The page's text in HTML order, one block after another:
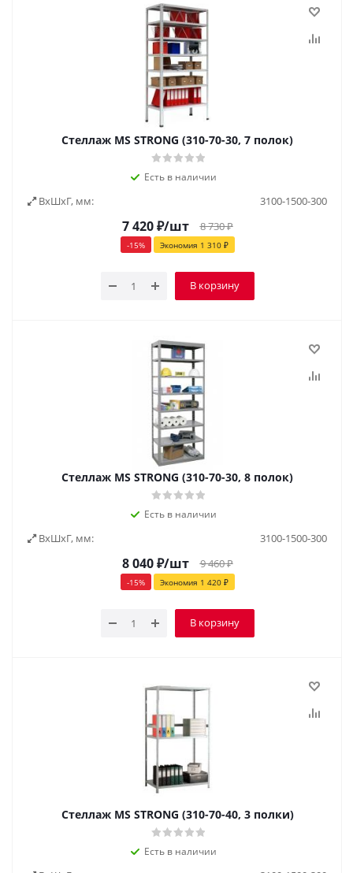
Стеллаж MS STRONG (310-70-30, 7 полок)
Есть в наличии
ВxШxГ, мм: 3100-1500-300
7 420₽/шт 8 730₽
-15% Экономия 1 310₽
В корзину
Стеллаж MS STRONG (310-70-30, 8 полок)
Есть в наличии
ВxШxГ, мм: 3100-1500-300
8 040₽/шт 9 460₽
-15% Экономия 1 420₽
В корзину
Стеллаж MS STRONG (310-70-40, 3 полки)
Есть в наличии